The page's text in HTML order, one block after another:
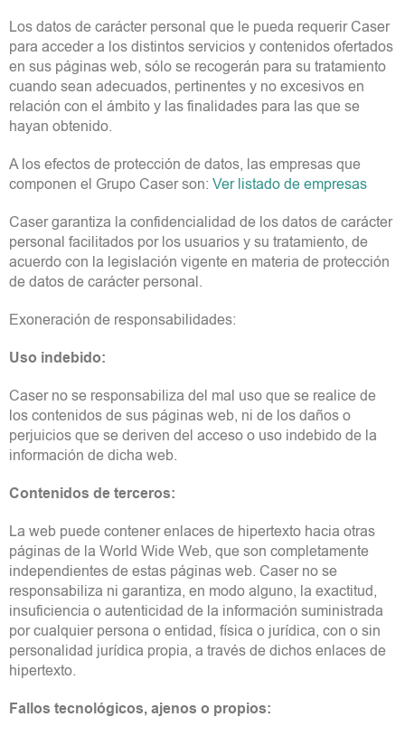
Los datos de carácter personal que le pueda requerir Caser
para acceder a los distintos servicios y contenidos ofertados
en sus páginas web, sólo se recogerán para su tratamiento
cuando sean adecuados, pertinentes y no excesivos en
relación con el ámbito y las finalidades para las que se
hayan obtenido.
A los efectos de protección de datos, las empresas que
componen el Grupo Caser son: Ver listado de empresas
Caser garantiza la confidencialidad de los datos de carácter
personal facilitados por los usuarios y su tratamiento, de
acuerdo con la legislación vigente en materia de protección
de datos de carácter personal.
Exoneración de responsabilidades:
Uso indebido:
Caser no se responsabiliza del mal uso que se realice de
los contenidos de sus páginas web, ni de los daños o
perjuicios que se deriven del acceso o uso indebido de la
información de dicha web.
Contenidos de terceros:
La web puede contener enlaces de hipertexto hacia otras
páginas de la World Wide Web, que son completamente
independientes de estas páginas web. Caser no se
responsabiliza ni garantiza, en modo alguno, la exactitud,
insuficiencia o autenticidad de la información suministrada
por cualquier persona o entidad, física o jurídica, con o sin
personalidad jurídica propia, a través de dichos enlaces de
hipertexto.
Fallos tecnológicos, ajenos o propios: